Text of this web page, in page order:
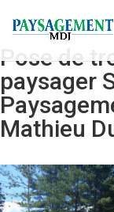
Pose de
paysager
Mathieu